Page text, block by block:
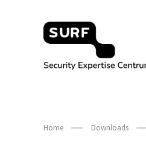
Security Expertise
Home Downloads